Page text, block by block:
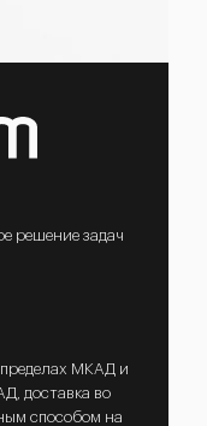
решение задач
пределах МКАД и
доставка во
способом на